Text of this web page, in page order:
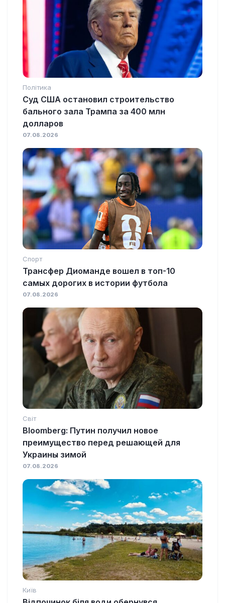
Політика
Суд США остановил строительство
бального зала Трампа за 400 млн
долларов
07.08.2026
Спорт
Трансфер Диоманде вошел в топ-10
самых дорогих в истории футбола
07.08.2026
Світ
Bloomberg: Путин получил новое
преимущество перед решающей для
Украины зимой
07.08.2026
Київ